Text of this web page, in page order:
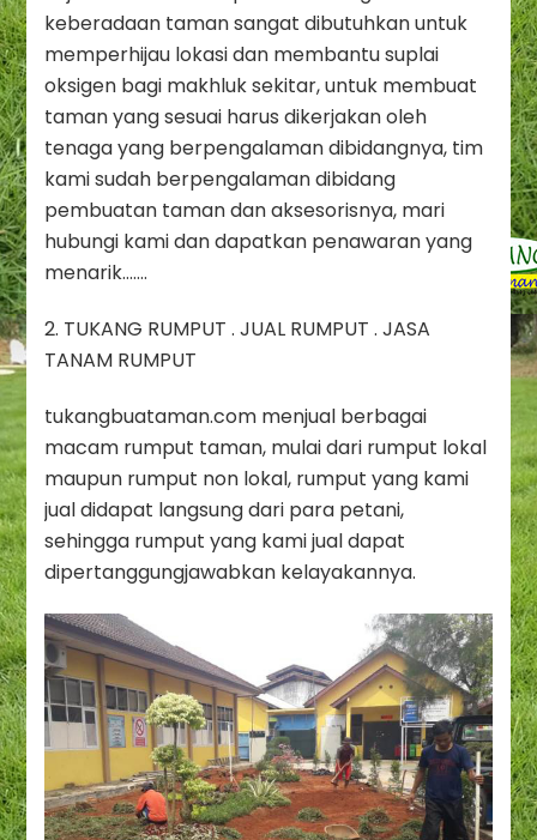
keberadaan taman sangat dibutuhkan untuk
memperhijau lokasi dan membantu suplai
oksigen bagi makhluk sekitar, untuk membuat
taman yang sesuai harus dikerjakan oleh
tenaga yang berpengalaman dibidangnya, tim
kami sudah berpengalaman dibidang
pembuatan taman dan aksesorisnya, mari
hubungi kami dan dapatkan penawaran yang
menarik…….
2. TUKANG RUMPUT . JUAL RUMPUT . JASA
TANAM RUMPUT
tukangbuataman.com menjual berbagai
macam rumput taman, mulai dari rumput lokal
maupun rumput non lokal, rumput yang kami
jual didapat langsung dari para petani,
sehingga rumput yang kami jual dapat
dipertanggungjawabkan kelayakannya.